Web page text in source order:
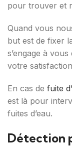
pour trouver et
Quand vous
but est de fixer
s’engage à
votre
En cas de fuite
est là pour
fuites d’eau.
Détection